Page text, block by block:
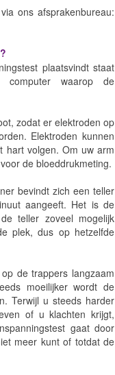
ons afsprakenbureau:
plaatsvindt staat
waarop de
zodat er elektroden op
Elektroden kunnen
hart volgen. Om uw arm
de bloeddrukmeting.
bevindt zich een teller
aangeeft. Het is de
teller zoveel mogelijk
plek, dus op hetzelfde
de trappers langzaam
moeilijker wordt de
Terwijl u steeds harder
of u klachten krijgt,
gaat door
meer kunt of totdat de